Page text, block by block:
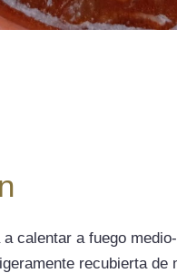
a calentar a fuego
recubierta